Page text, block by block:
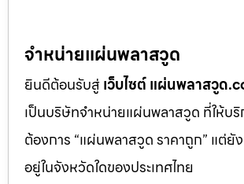
จำหน่ายแผ่นพลาสวูด
ยินดีต้อนรับสู่เว็บไซต์ แผ่นพลาสวูด
เป็นบริษัทจำหน่ายแผ่นพลาสวูด ที่ให้บ
ต้องการ “แผ่นพลาสวูด ราคาถูก” แต่
อยู่ในจังหวัดใดของประเทศไทย